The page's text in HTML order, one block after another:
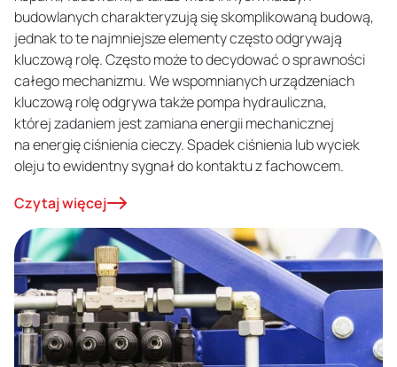
budowlanych charakteryzują się skomplikowaną budową,
jednak to te najmniejsze elementy często odgrywają
kluczową rolę. Często może to decydować o sprawności
całego mechanizmu. We wspomnianych urządzeniach
kluczową rolę odgrywa także pompa hydrauliczna,
której zadaniem jest zamiana energii mechanicznej
na energię ciśnienia cieczy. Spadek ciśnienia lub wyciek
oleju to ewidentny sygnał do kontaktu z fachowcem.
Czytaj więcej